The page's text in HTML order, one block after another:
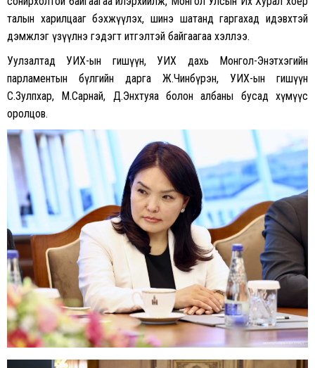
талын харилцааг бэхжүүлэх, шинэ шатанд гаргахад идэвхтэй
дэмжлэг үзүүлнэ гэдэгт итгэлтэй байгаагаа хэллээ.
Уулзалтад УИХ-ын гишүүн, УИХ дахь Монгол-Энэтхэгийн
парламентын бүлгийн дарга Ж.Чинбүрэн, УИХ-ын гишүүн
С.Зулпхар, М.Сарнай, Д.Энхтуяа болон албаны бусад хүмүүс
оролцов.